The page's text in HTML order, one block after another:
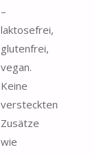
–
laktosefrei,
glutenfrei,
vegan.
Keine
versteckten
Zusätze
wie